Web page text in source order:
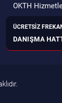
OKTH
ÜCRETSİZ
DANIŞMA